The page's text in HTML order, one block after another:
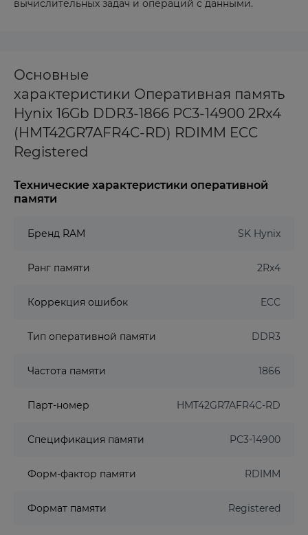
вычислительных задач и операций с данными.
Основные
характеристики Оперативная память
Hynix 16Gb DDR3-1866 PC3-14900 2Rx4
(HMT42GR7AFR4C-RD) RDIMM ECC
Registered
Технические характеристики оперативной
памяти
Бренд RAM SK Hynix
Ранг памяти 2Rx4
Коррекция ошибок ECC
Тип оперативной памяти DDR3
Частота памяти 1866
Парт-номер HMT42GR7AFR4C-RD
Спецификация памяти PC3-14900
Форм-фактор памяти RDIMM
Формат памяти Registered